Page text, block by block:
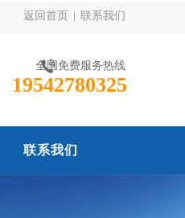
返回首页 联系我们
全国免费服务热线
19542780325
联系我们